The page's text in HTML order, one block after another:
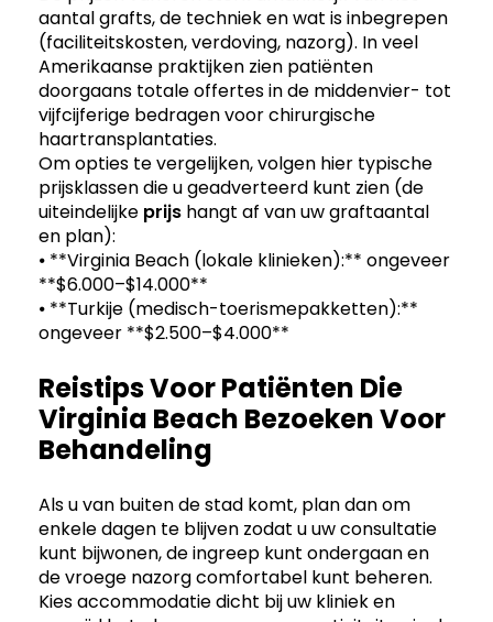
aantal grafts, de techniek en wat is inbegrepen
(faciliteitskosten, verdoving, nazorg). In veel
Amerikaanse praktijken zien patiënten
doorgaans totale offertes in de middenvier- tot
vijfcijferige bedragen voor chirurgische
haartransplantaties.
Om opties te vergelijken, volgen hier typische
prijsklassen die u geadverteerd kunt zien (de
uiteindelijke prijs hangt af van uw graftaantal
en plan):
⦁ **Virginia Beach (lokale klinieken):** ongeveer
**$6.000–$14.000**
⦁ **Turkije (medisch-toerismepakketten):**
ongeveer **$2.500–$4.000**
Reistips Voor Patiënten Die
Virginia Beach Bezoeken Voor
Behandeling
Als u van buiten de stad komt, plan dan om
enkele dagen te blijven zodat u uw consultatie
kunt bijwonen, de ingreep kunt ondergaan en
de vroege nazorg comfortabel kunt beheren.
Kies accommodatie dicht bij uw kliniek en